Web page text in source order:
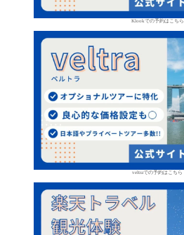
Klookでの予約はこちら
veltraでの予約はこちら